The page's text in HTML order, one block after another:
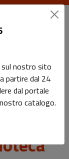
in biblioteca
nostro sito
partire dal 24
dal portale
catalogo.